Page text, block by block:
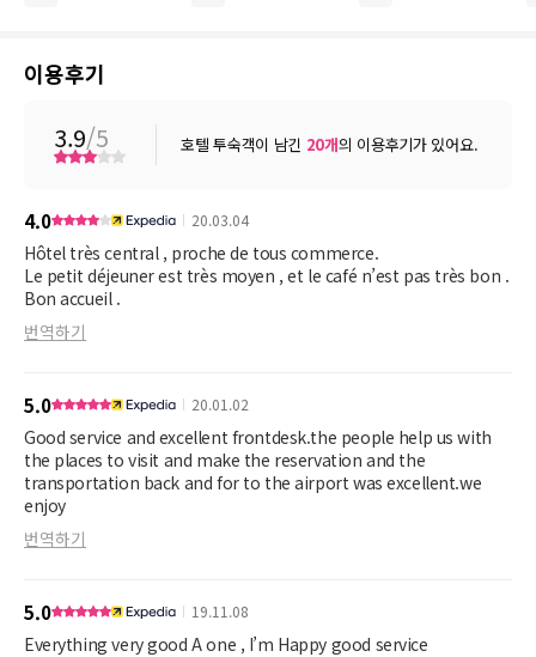
이용후기
3.9/5 호텔 투숙객이 남긴 20개의 이용후기가 있어요.
4.0 20.03.04
Hôtel très central , proche de tous commerce.
Le petit déjeuner est très moyen , et le café n’est pas très bon .
Bon accueil .
번역하기
5.0 20.01.02
Good service and excellent frontdesk.the people help us with
the places to visit and make the reservation and the
transportation back and for to the airport was excellent.we
enjoy
번역하기
5.0 19.11.08
Everything very good A one , I’m Happy good service